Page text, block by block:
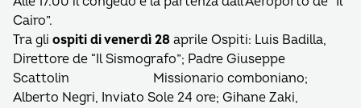
Cairo”.
Tra gli ospiti di venerdì 28 aprile Ospiti: Luis Badilla,
Direttore de “Il Sismografo”; Padre Giuseppe
Scattolin Missionario comboniano;
Alberto Negri, Inviato Sole 24 ore; Gihane Zaki,